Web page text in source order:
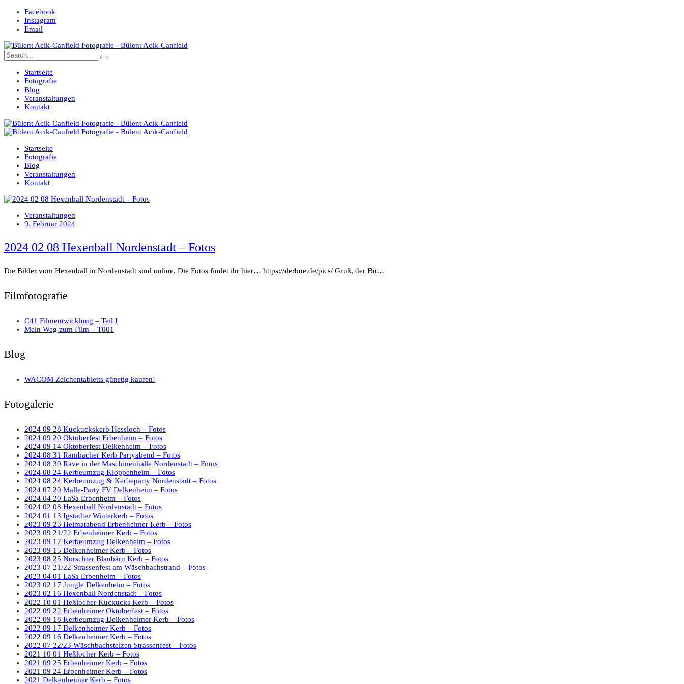
Facebook
Instagram
Email
Startseite
Fotografie
Blog
Veranstaltungen
Kontakt
Startseite
Fotografie
Blog
Veranstaltungen
Kontakt
Veranstaltungen
9. Februar 2024
2024 02 08 Hexenball Nordenstadt – Fotos
Die Bilder vom Hexenball in Nordenstadt sind online. Die Fotos findet ihr hier… https://derbue.de/pics/ Gruß, der Bü…
Filmfotografie
C41 Filmentwicklung – Teil I
Mein Weg zum Film – T001
Blog
WACOM Zeichentabletts günstig kaufen!
Fotogalerie
2024 09 28 Kuckuckskerb Hessloch – Fotos
2024 09 20 Oktoberfest Erbenheim – Fotos
2024 09 14 Oktoberfest Delkenheim – Fotos
2024 08 31 Rambacher Kerb Partyabend – Fotos
2024 08 30 Rave in der Maschinenhalle Nordenstadt – Fotos
2024 08 24 Kerbeumzug Kloppenheim – Fotos
2024 08 24 Kerbeumzug & Kerbeparty Nordenstadt – Fotos
2024 07 20 Malle-Party FV Delkenheim – Fotos
2024 04 20 LaSa Erbenheim – Fotos
2024 02 08 Hexenball Nordenstadt – Fotos
2024 01 13 Igstadter Winterkerb – Fotos
2023 09 23 Heimatabend Erbenheimer Kerb – Fotos
2023 09 21/22 Erbenheimer Kerb – Fotos
2023 09 17 Kerbeumzug Delkenheim – Fotos
2023 09 15 Delkenheimer Kerb – Fotos
2023 08 25 Norschter Blaubärn Kerb – Fotos
2023 07 21/22 Strassenfest am Wäschbachstrand – Fotos
2023 04 01 LaSa Erbenheim – Fotos
2023 02 17 Jungle Delkenheim – Fotos
2023 02 16 Hexenball Nordenstadt – Fotos
2022 10 01 Heßlocher Kuckucks Kerb – Fotos
2022 09 22 Erbenheimer Oktoberfest – Fotos
2022 09 18 Kerbeumzug Delkenheimer Kerb – Fotos
2022 09 17 Delkenheimer Kerb – Fotos
2022 09 16 Delkenheimer Kerb – Fotos
2022 07 22/23 Wäschbachstelzen Strassenfest – Fotos
2021 10 01 Heßlocher Kerb – Fotos
2021 09 25 Erbenheimer Kerb – Fotos
2021 09 24 Erbenheimer Kerb – Fotos
2021 Delkenheimer Kerb – Fotos